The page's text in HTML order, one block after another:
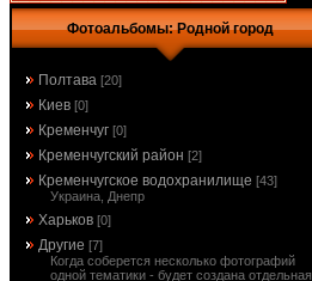
Фотоальбомы: Родной город
Полтава [20]
Киев [0]
Кременчуг [0]
Кременчугский район [2]
Кременчугское водохранилище [43]
Украина, Днепр
Харьков [0]
Другие [7]
Когда соберется несколько фотографий
одной тематики - будет создана отдельная